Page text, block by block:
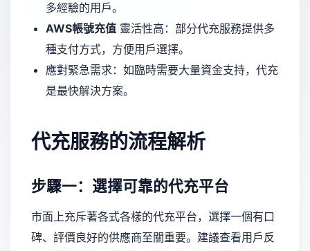
多經驗的用戶。
AWS帳號充值靈活性高：部分代充服務提供多
種支付方式，方便用戶選擇。
應對緊急需求：如臨時需要大量資金支持，代充
是最快解決方案。
代充服務的流程解析
步驟一：選擇可靠的代充平台
市面上充斥著各式各樣的代充平台，選擇一個有口
碑、評價良好的供應商至關重要。建議查看用戶反